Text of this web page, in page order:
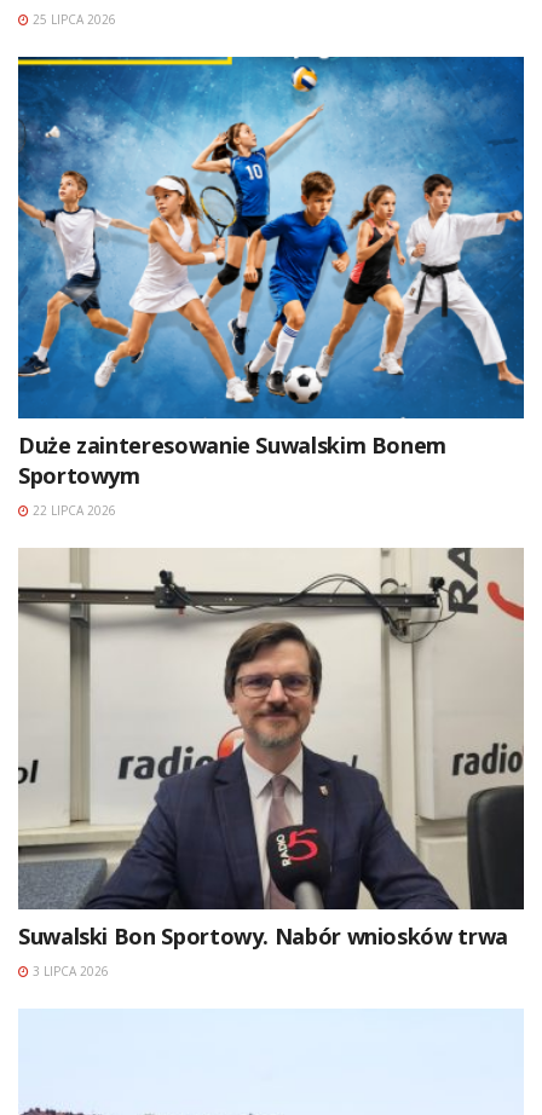
25 LIPCA 2026
Duże zainteresowanie Suwalskim Bonem
Sportowym
22 LIPCA 2026
Suwalski Bon Sportowy. Nabór wniosków trwa
3 LIPCA 2026